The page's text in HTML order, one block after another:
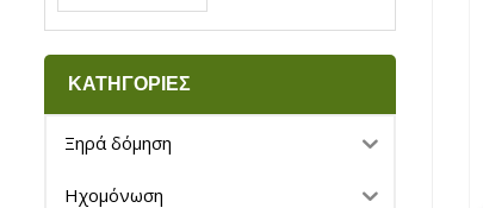
ΚΑΤΗΓΟΡΙΕΣ
Ξηρά δόμηση
Ηχομόνωση